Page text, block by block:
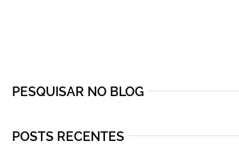
PESQUISAR NO BLOG
POSTS RECENTES